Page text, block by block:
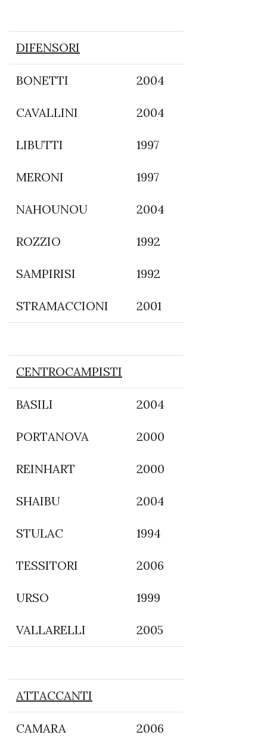
DIFENSORI
BONETTI 2004
CAVALLINI 2004
LIBUTTI 1997
MERONI 1997
NAHOUNOU 2004
ROZZIO 1992
SAMPIRISI 1992
STRAMACCIONI 2001
CENTROCAMPISTI
BASILI 2004
PORTANOVA 2000
REINHART 2000
SHAIBU 2004
STULAC 1994
TESSITORI 2006
URSO 1999
VALLARELLI 2005
ATTACCANTI
CAMARA 2006